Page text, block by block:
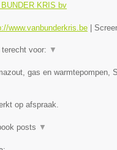
BUNDER KRIS bv
www.vanbunderkris.be
voor: ▼
gas en warmtepompen,
op afspraak.
posts ▼